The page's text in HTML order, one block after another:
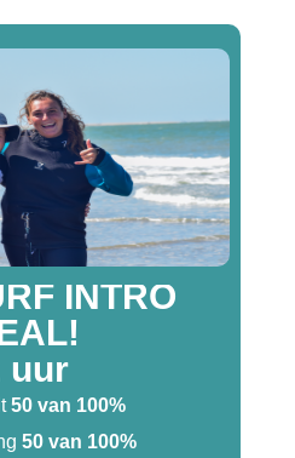
INTRO
uur
50 van 100%
50 van 100%